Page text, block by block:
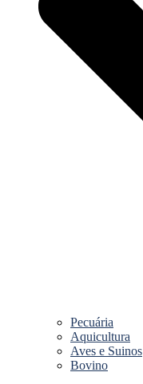
Pecuária
Aquicultura
Aves e Suinos
Bovino